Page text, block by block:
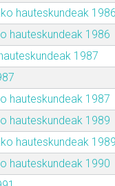
hauteskundeak 1986
hauteskundeak 1986
1987
hauteskundeak 1987
hauteskundeak 1989
hauteskundeak 1989
hauteskundeak 1990